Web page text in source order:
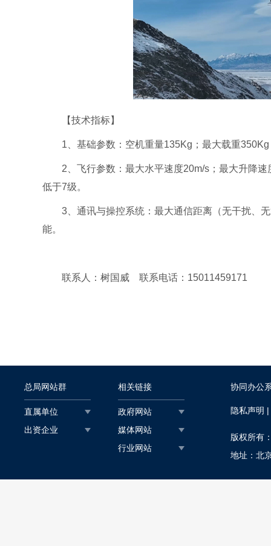
【技术指标】
1、基础参数：空机重量135Kg；最大载重350Kg
2、飞行参数：最大水平速度20m/s；最大升降速
低于7级。
3、通讯与操控系统：最大通信距离（无干扰、无
能。
联系人：树国威 联系电话：15011459171
总局网站群
直属单位
出资企业
相关链接
政府网站
媒体网站
行业网站
协同办公
隐私声明 |
版权所有
地址：北